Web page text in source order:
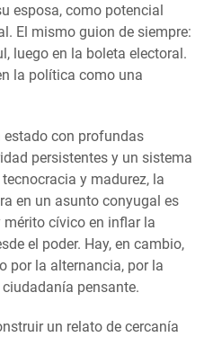
esposa, como potencial
El mismo guion de siempre:
luego en la boleta electoral.
la política como una
estado con profundas
persistentes y un sistema
y madurez, la
en un asunto conyugal es
cívico en inflar la
el poder. Hay, en cambio,
por la alternancia, por la
pensante.
un relato de cercanía